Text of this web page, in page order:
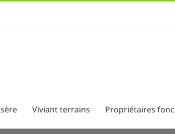
Viviant terrains Propriétaires